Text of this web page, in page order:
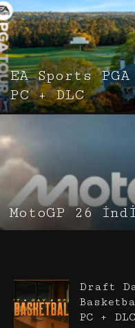
EA Sports
PC + DLC
MotoGP 26
Draft
PC + DLC